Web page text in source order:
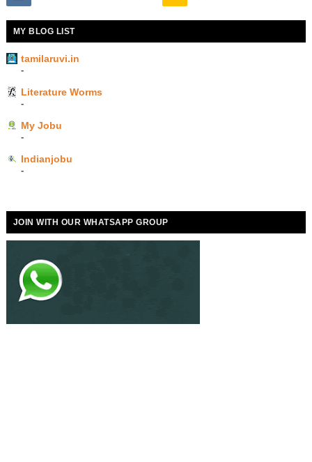
MY BLOG LIST
tamilaruvi.in
-
Literature Worms
-
My Jobu
-
Indianjobu
-
JOIN WITH OUR WHATSAPP GROUP